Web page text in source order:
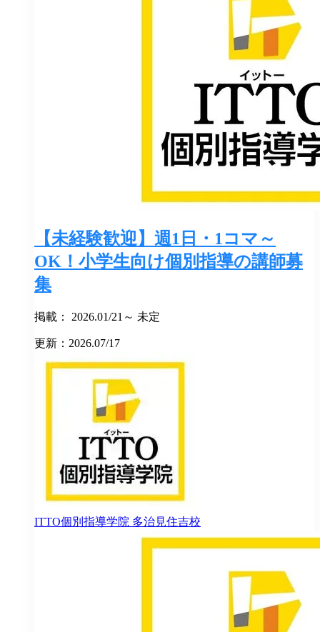
【未経験歓迎】週1日・1コマ～
OK！小学生向け個別指導の講師募
集
掲載： 2026.01/21～ 未定
更新：2026.07/17
ITTO個別指導学院 多治見住吉校